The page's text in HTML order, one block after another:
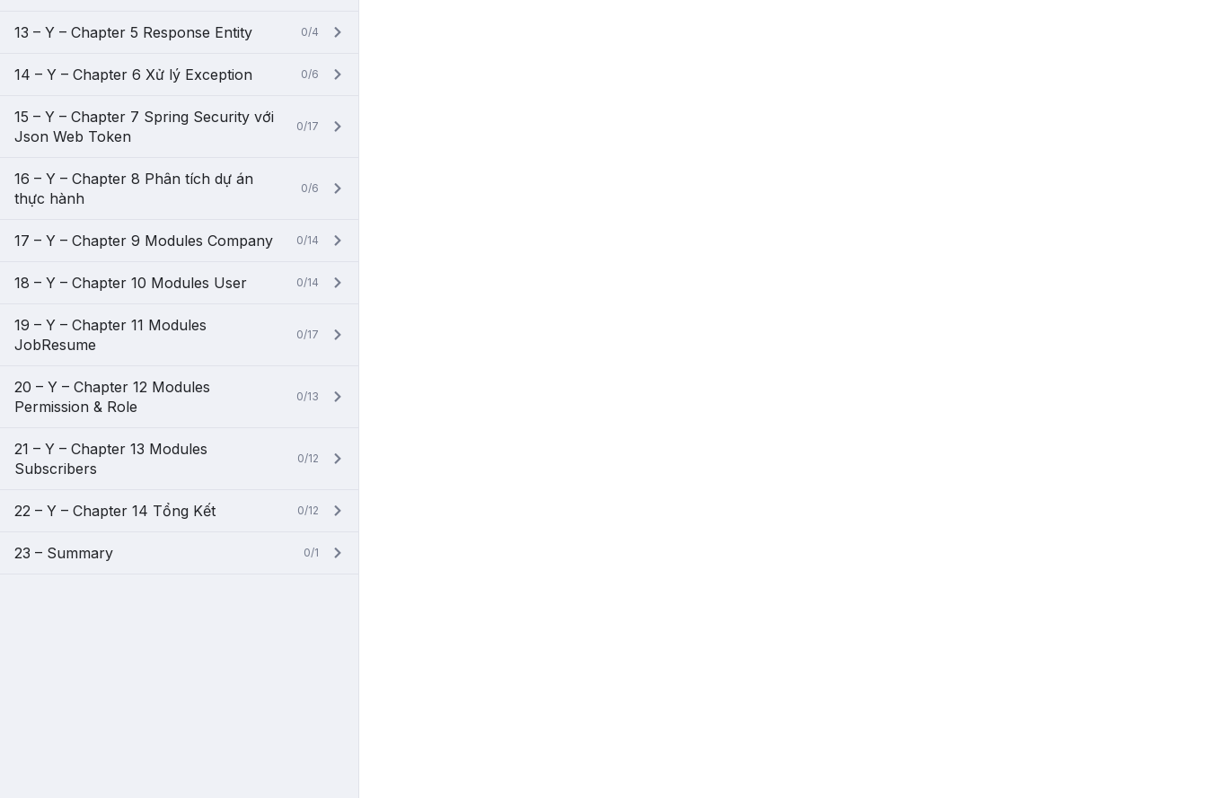
13 – Y – Chapter 5 Response Entity 0/4
14 – Y – Chapter 6 Xử lý Exception 0/6
15 – Y – Chapter 7 Spring Security với
Json Web Token
0/17
16 – Y – Chapter 8 Phân tích dự án
thực hành
0/6
17 – Y – Chapter 9 Modules Company 0/14
18 – Y – Chapter 10 Modules User 0/14
19 – Y – Chapter 11 Modules
JobResume
0/17
20 – Y – Chapter 12 Modules
Permission & Role
0/13
21 – Y – Chapter 13 Modules
Subscribers
0/12
22 – Y – Chapter 14 Tổng Kết 0/12
23 – Summary 0/1